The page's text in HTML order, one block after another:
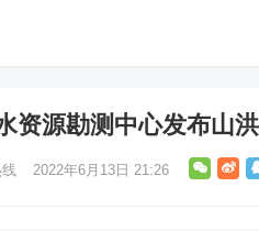
资源勘测中心发布山
线 2022年6月13日 21:26